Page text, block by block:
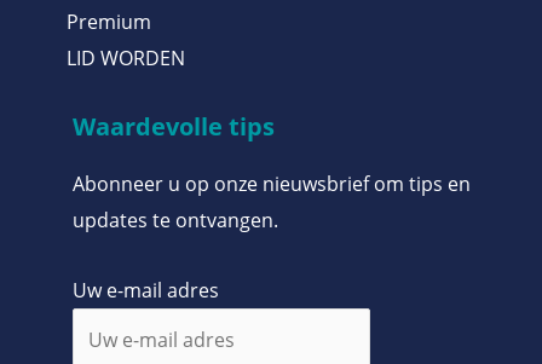
Premium
LID WORDEN
Waardevolle tips
Abonneer u op onze nieuwsbrief om tips en
updates te ontvangen.
Uw e-mail adres